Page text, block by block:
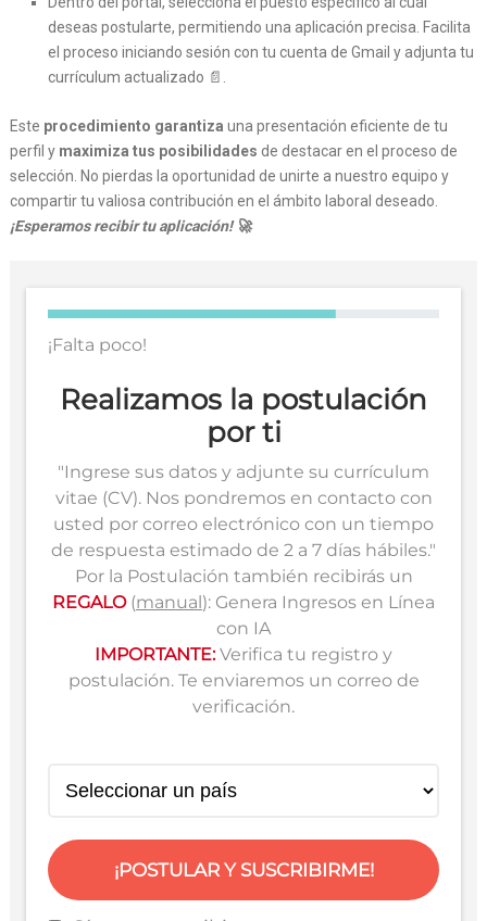
deseas postularte, permitiendo una aplicación precisa. Facilita
el proceso iniciando sesión con tu cuenta de Gmail y adjunta tu
currículum actualizado 📄.
Este procedimiento garantiza una presentación eficiente de tu
perfil y maximiza tus posibilidades de destacar en el proceso de
selección. No pierdas la oportunidad de unirte a nuestro equipo y
compartir tu valiosa contribución en el ámbito laboral deseado.
¡Esperamos recibir tu aplicación! 🚀